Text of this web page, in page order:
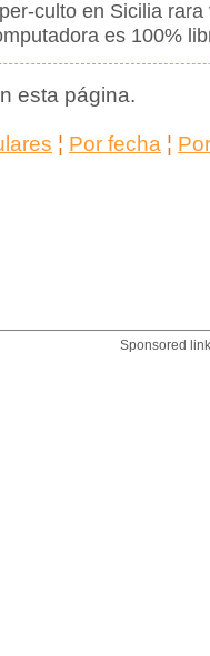
culto en Sicilia
es 100%
esta página.
¦ Por fecha ¦
Sponsored